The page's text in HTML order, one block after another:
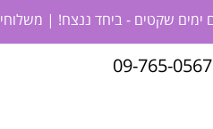
ימים שקטים - ביחד ננצח! |
09-765-0567